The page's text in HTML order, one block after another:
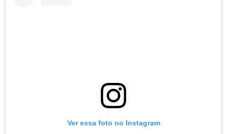
Ver essa foto no Instagram